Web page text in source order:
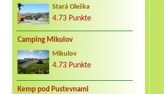
Stará Oleška
4.73 Punkte
Camping Mikulov
Mikulov
4.73 Punkte
Kemp pod Pustevnami